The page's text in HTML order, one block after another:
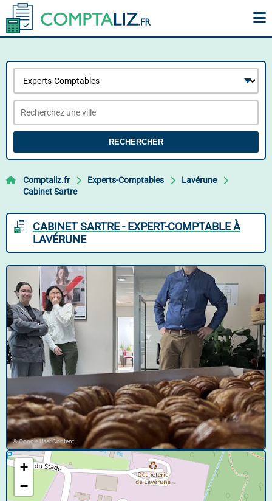
RECHERCHER
Comptaliz.fr Experts-Comptables
Lavérune
Cabinet Sartre
CABINET SARTRE - EXPERT-COMPTABLE À
LAVÉRUNE
© Google User Content
+
−